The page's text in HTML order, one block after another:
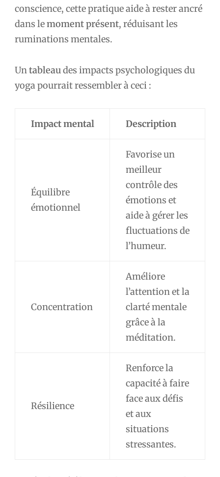
conscience, cette pratique aide à rester ancré
dans lemoment présent, réduisant les
ruminations mentales.
Un tableau des impacts psychologiques du
yoga pourrait ressembler à ceci :
Impact mental Description
Équilibre
émotionnel
Favorise un
meilleur
contrôle des
émotions et
aide à gérer les
fluctuations de
l’humeur.
Concentration
Améliore
l’attention et la
clarté mentale
grâce à la
méditation.
Résilience
Renforce la
capacité à faire
face aux défis
et aux
situations
stressantes.